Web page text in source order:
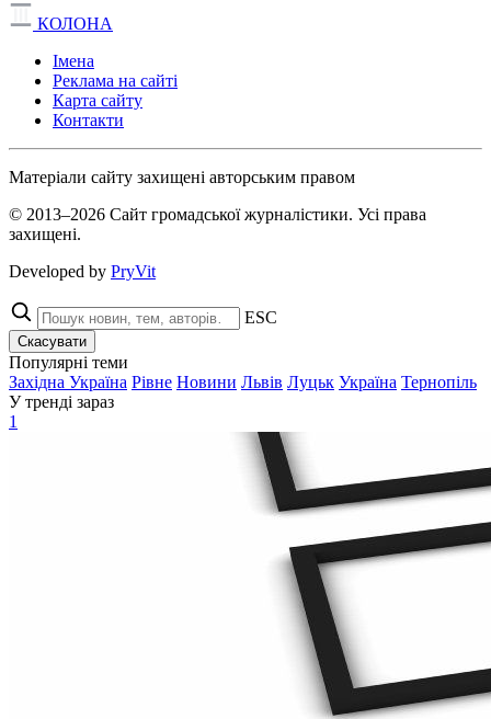
КОЛОНА
Імена
Реклама на сайті
Карта сайту
Контакти
Матеріали сайту захищені авторським правом
© 2013–2026 Сайт громадської журналістики. Усі права
захищені.
Developed by PryVit
ESC
Скасувати
Популярні теми
Західна Україна Рівне Новини Львів Луцьк Україна Тернопіль
У тренді зараз
1